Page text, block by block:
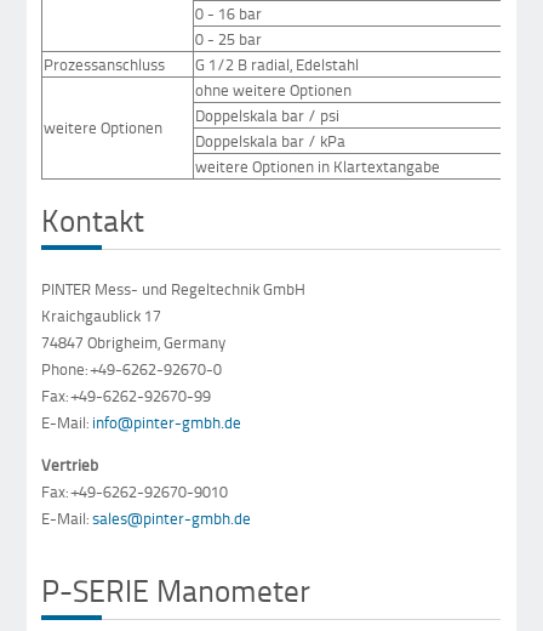
0 - 16 bar
0 - 25 bar
Prozessanschluss
G 1/2 B radial, Edelstahl
weitere Optionen
ohne weitere Optionen
Doppelskala bar / psi
Doppelskala bar / kPa
weitere Optionen in Klartextangabe
Kontakt
PINTER Mess- und Regeltechnik GmbH
Kraichgaublick 17
74847 Obrigheim, Germany
Phone: +49-6262-92670-0
Fax: +49-6262-92670-99
E-Mail: info@pinter-gmbh.de
Vertrieb
Fax: +49-6262-92670-9010
E-Mail:sales@pinter-gmbh.de
P-SERIE Manometer